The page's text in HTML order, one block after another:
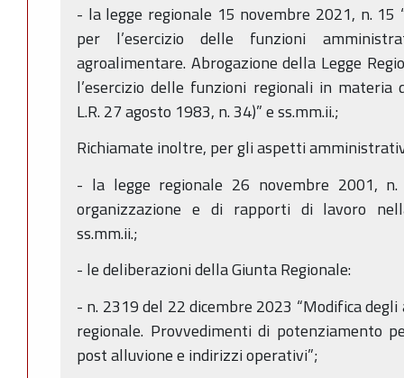
- la legge regionale 15 novembre 2021, n. 15
per l’esercizio delle funzioni
agroalimentare. Abrogazione della Legge
l’esercizio delle funzioni regionali in materia
L.R. 27 agosto 1983, n. 34)” e ss.mm.ii.;
Richiamate inoltre, per gli aspetti
- la legge regionale 26 novembre 2001,
organizzazione e di rapporti di lavoro
ss.mm.ii.;
- le deliberazioni della Giunta Regionale:
- n. 2319 del 22 dicembre 2023 “Modifica
regionale. Provvedimenti di potenziamento
post alluvione e indirizzi operativi”;